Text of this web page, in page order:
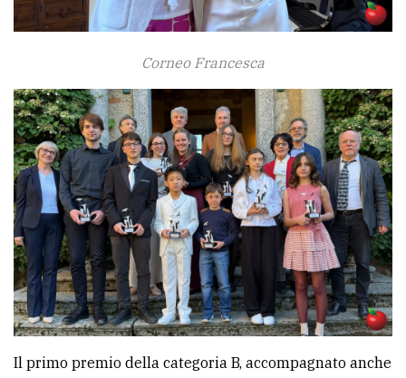
Corneo Francesca
Il primo premio della categoria B, accompagnato anche